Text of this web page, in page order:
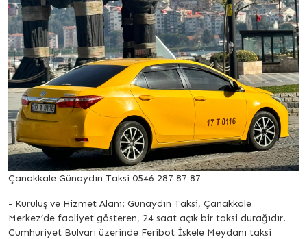
Çanakkale Günaydın Taksi 0546 287 87 87
- Kuruluş ve Hizmet Alanı: Günaydın Taksi, Çanakkale
Merkez’de faaliyet gösteren, 24 saat açık bir taksi durağıdır.
Cumhuriyet Bulvarı üzerinde Feribot İskele Meydanı taksi